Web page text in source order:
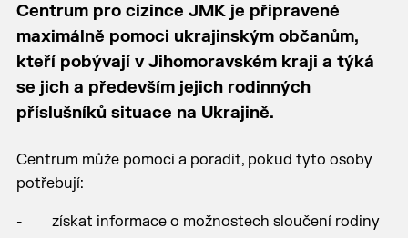
Centrum pro cizince JMK je připravené
maximálně pomoci ukrajinským občanům,
kteří pobývají v Jihomoravském kraji a týká
se jich a především jejich rodinných
příslušníků situace na Ukrajině.
Centrum může pomoci a poradit, pokud tyto osoby
potřebují:
- získat informace o možnostech sloučení rodiny